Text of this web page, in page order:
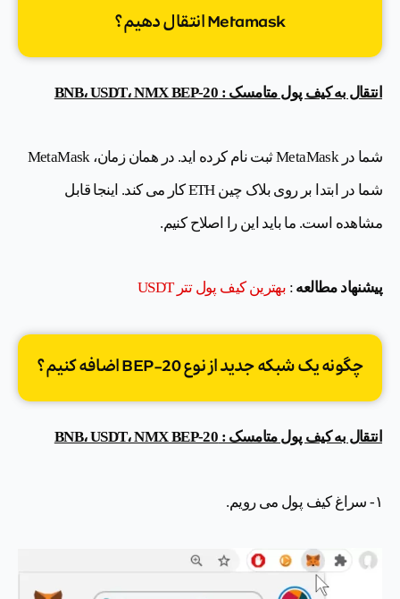
Metamask انتقال دهیم؟
انتقال به کیف پول متامسک : BNB، USDT، NMX BEP-20
شما در MetaMask ثبت نام کرده اید. در همان زمان، MetaMask
شما در ابتدا بر روی بلاک چین ETH کار می کند. اینجا قابل
مشاهده است. ما باید این را اصلاح کنیم.
پیشنهاد مطالعه : بهترین کیف پول تتر USDT
چگونه یک شبکه جدید از نوع BEP-20 اضافه کنیم؟
انتقال به کیف پول متامسک : BNB، USDT، NMX BEP-20
۱- سراغ کیف پول می رویم.